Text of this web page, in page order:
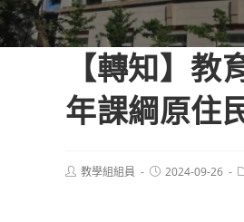
【轉知】
年課綱原住
Post教學組組員
Post2024-09-26